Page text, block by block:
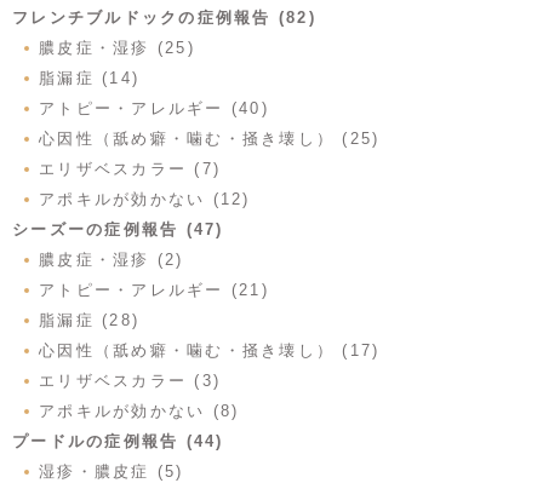
フレンチブルドックの症例報告 (82)
膿皮症・湿疹 (25)
脂漏症 (14)
アトピー・アレルギー (40)
心因性（舐め癖・噛む・掻き壊し） (25)
エリザベスカラー (7)
アポキルが効かない (12)
シーズーの症例報告 (47)
膿皮症・湿疹 (2)
アトピー・アレルギー (21)
脂漏症 (28)
心因性（舐め癖・噛む・掻き壊し） (17)
エリザベスカラー (3)
アポキルが効かない (8)
プードルの症例報告 (44)
湿疹・膿皮症 (5)